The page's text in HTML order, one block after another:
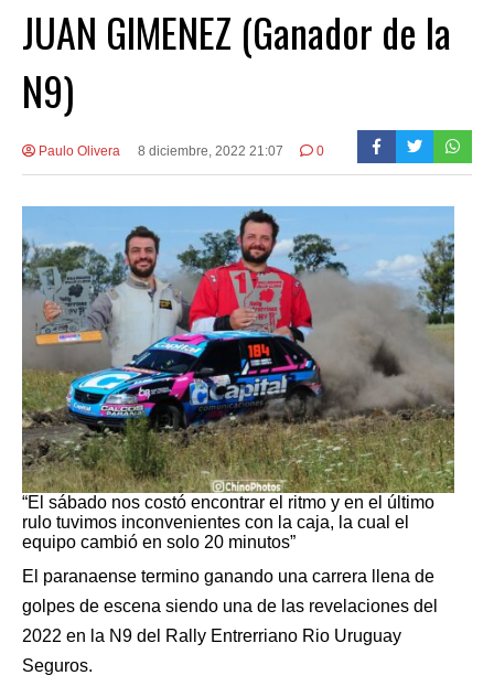
JUAN GIMENEZ (Ganador de la
N9)
Paulo Olivera 8 diciembre, 2022 21:07 0
“El sábado nos costó encontrar el ritmo y en el último
rulo tuvimos inconvenientes con la caja, la cual el
equipo cambió en solo 20 minutos”
El paranaense termino ganando una carrera llena de
golpes de escena siendo una de las revelaciones del
2022 en la N9 del Rally Entrerriano Rio Uruguay
Seguros.